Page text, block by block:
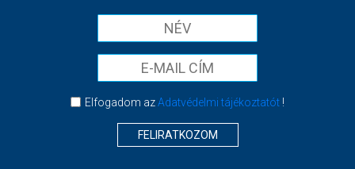
Elfogadom azAdatvédelmi tájékoztatót!
FELIRATKOZOM